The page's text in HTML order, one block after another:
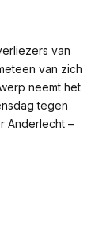
van
van zich
neemt het
tegen
Anderlecht –